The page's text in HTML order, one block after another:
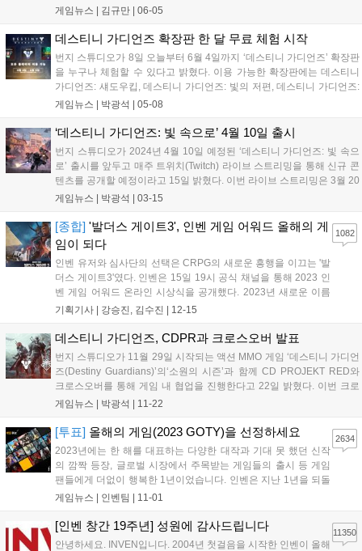
리 라인의 최종장을 마무리 짓는 확장팩이다. 이번 확장팩에서 수
을 끝내 세상을 멸망으로부터 구해내야 한다....
게임뉴스 | 김규만 | 06-05
데스티니 가디언즈 확장판 한 달 무료 체험 시작
번지 스튜디오가 8일 오늘부터 6월 4일까지 ‘데스티니 가디언즈’ 확장판
을 누구나 체험할 수 있다고 밝혔다. 이용 가능한 확장판에는 데스티니
가디언즈: 섀도우킵, 데스티니 가디언즈: 빛의 저편, 데스티니 가디언즈:
마녀 여왕 확장판이 포함된다. PlayStation®Plus 구독자는 빛의 추락 확
게임뉴스 | 박광석 | 05-08
‘데스티니 가디언즈: 빛 속으로’ 4월 10일 출시
번지 스튜디오가 2024년 4월 10일 예정된 ‘데스티니 가디언즈: 빛 속으
로’ 출시를 앞두고 매주 트위치(Twitch) 라이브 스트리밍을 통해 신규 콘
텐츠를 공개할 예정이라고 15일 밝혔다. 이번 라이브 스트리밍은 3월 20
일, 3월 27일, 4월 3일 세 차례에 걸쳐 진행되며, 개발진이 직접 게임 플
게임뉴스 | 박광석 | 03-15
[종합] '발더스 게이트3', 인벤 게임 어워드 올해의 게
임이 되다
인벤 유저와 심사단의 선택은 CRPG의 새로운 흥행을 이끄는 '발
더스 게이트3'였다. 인벤은 15일 19시 공식 채널을 통해 2023 인
벤 게임 어워드 온라인 시상식을 공개했다. 2023년 새로운 이름
으로 재정비, 유저 투표 부문을 크게 늘린 인벤 게임 어워드는 이
고 등급 부문인 '올해의 게임...
기획기사 | 강승진, 김수진 | 12-15
1082
데스티니 가디언즈, CDPR과 크로스오버 발표
번지 스튜디오가 11월 29일 시작되는 액션 MMO 게임 ‘데스티니 가디언
즈(Destiny Guardians)’의‘소원의 시즌’과 함께 CD PROJEKT RED와
크로스오버를 통해 게임 내 협업을 진행한다고 22일 밝혔다. 이번 크로
스오버로 수호자는 리비아의 게롤트에게 영감을 받은 새로운 장식으로
게임뉴스 | 박광석 | 11-22
[투표] 올해의 게임(2023 GOTY)을 선정하세요
2023년에는 한 해를 대표하는 다양한 대작과 기대 못 했던 신작
의 깜짝 등장, 글로벌 시장에서 주목받는 게임들의 출시 등 게임
팬들에게 더없이 행복한 1년이었습니다. 인벤은 지난 1년을 되돌
아보고 업계 전체의 창의성과 기술적 성취를 제고하고자 게임 시
함께 반영하고자 합니다. 이를 위해 202...
게임뉴스 | 인벤팀 | 11-01
2634
[인벤 창간 19주년] 성원에 감사드립니다
안녕하세요. INVEN입니다. 2004년 첫걸음을 시작한 인벤이 올해
11350